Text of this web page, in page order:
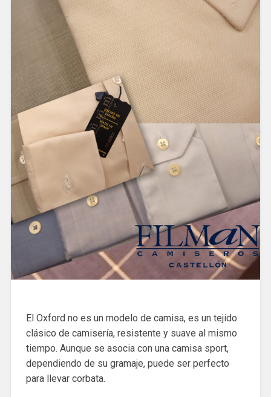
El Oxford no es un modelo de camisa, es un tejido
clásico de camisería, resistente y suave al mismo
tiempo. Aunque se asocia con una camisa sport,
dependiendo de su gramaje, puede ser perfecto
para llevar corbata.